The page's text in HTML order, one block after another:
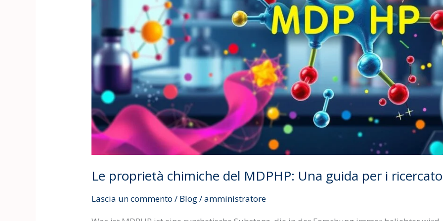
Le proprietà chimiche del MDPHP: Una guida per i
Lascia un commento / Blog/amministratore
ricercatori